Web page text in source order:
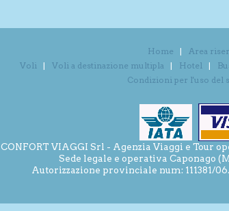
Home Area
Voli
Voli a destinazione multipla Hotel
Condizioni per l'uso del
CONFORT VIAGGI Srl - Agenzia Viaggi e Tour
Sede legale e operativa Caponago
Autorizzazione provinciale num: 111381/